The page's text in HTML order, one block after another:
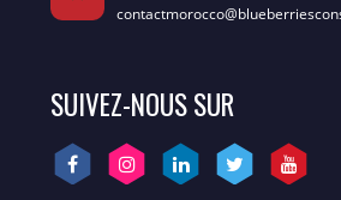
SUIVEZ-NOUS SUR